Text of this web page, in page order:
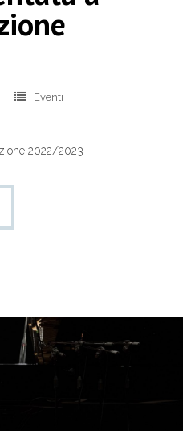
Eventi
2022/2023